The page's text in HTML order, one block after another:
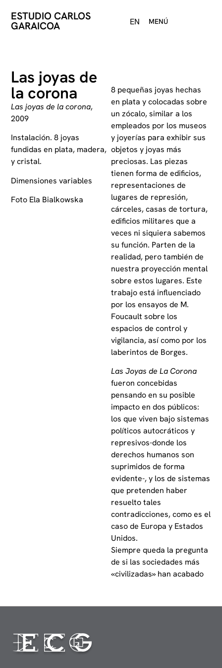
ESTUDIO CARLOS
GARAICOA EN MENÚ
Las joyas de
la corona
Las joyas de la corona,
2009
Instalación. 8 joyas
fundidas en plata, madera,
y cristal.
Dimensiones variables
Foto Ela Bialkowska
8 pequeñas joyas hechas
en plata y colocadas sobre
un zócalo, similar a los
empleados por los museos
y joyerías para exhibir sus
objetos y joyas más
preciosas. Las piezas
tienen forma de edificios,
representaciones de
lugares de represión,
cárceles, casas de tortura,
edificios militares que a
veces ni siquiera sabemos
su función. Parten de la
realidad, pero también de
nuestra proyección mental
sobre estos lugares. Este
trabajo está influenciado
por los ensayos de M.
Foucault sobre los
espacios de control y
vigilancia, así como por los
laberintos de Borges.
Las Joyas de La Corona
fueron concebidas
pensando en su posible
impacto en dos públicos:
los que viven bajo sistemas
políticos autocráticos y
represivos-donde los
derechos humanos son
suprimidos de forma
evidente-, y los de sistemas
que pretenden haber
resuelto tales
contradicciones, como es el
caso de Europa y Estados
Unidos.
Siempre queda la pregunta
de si las sociedades más
«civilizadas» han acabado
infligidas por los